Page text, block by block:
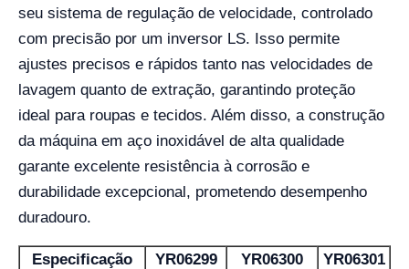
seu sistema de regulação de velocidade, controlado
com precisão por um inversor LS. Isso permite
ajustes precisos e rápidos tanto nas velocidades de
lavagem quanto de extração, garantindo proteção
ideal para roupas e tecidos. Além disso, a construção
da máquina em aço inoxidável de alta qualidade
garante excelente resistência à corrosão e
durabilidade excepcional, prometendo desempenho
duradouro.
Especificação YR06299 YR06300
YR06301